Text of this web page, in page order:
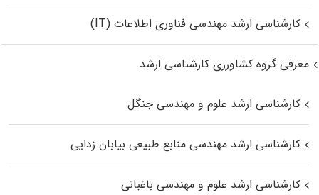
کارشناسی ارشد مهندسی فناوری اطلاعات (IT)
معرفی گروه کشاورزی کارشناسی ارشد
کارشناسی ارشد علوم و مهندسی جنگل
کارشناسی ارشد مهندسی منابع طبیعی بیابان زدایی
کارشناسی ارشد علوم و مهندسی باغبانی